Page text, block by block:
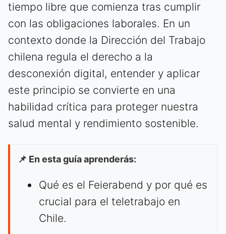
tiempo libre que comienza tras cumplir
con las obligaciones laborales. En un
contexto donde la Dirección del Trabajo
chilena regula el derecho a la
desconexión digital, entender y aplicar
este principio se convierte en una
habilidad crítica para proteger nuestra
salud mental y rendimiento sostenible.
📌 En esta guía aprenderás:
Qué es el Feierabend y por qué es
crucial para el teletrabajo en
Chile.